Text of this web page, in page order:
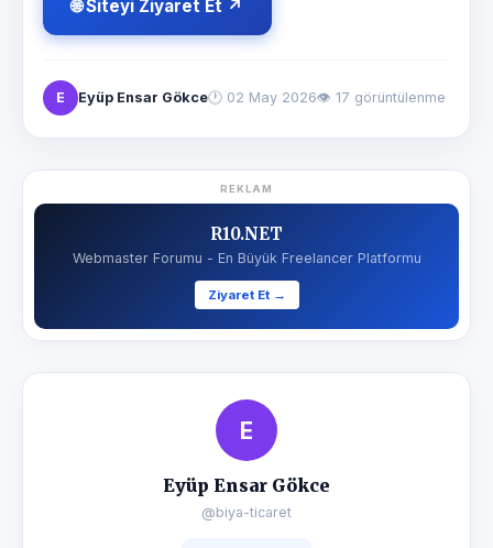
🌐 Siteyi Ziyaret Et ↗
E Eyüp Ensar Gökce🕐 02 May 2026👁 17 görüntülenme
REKLAM
R10.NET
Webmaster Forumu - En Büyük Freelancer Platformu
Ziyaret Et →
E
Eyüp Ensar Gökce
@biya-ticaret